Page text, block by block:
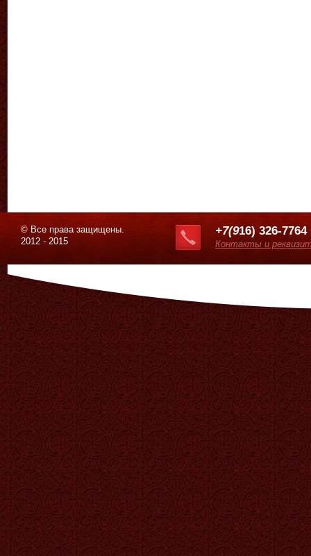
© Все права защищены.
2012 - 2015
+7(916) 326-7764
Контакты и